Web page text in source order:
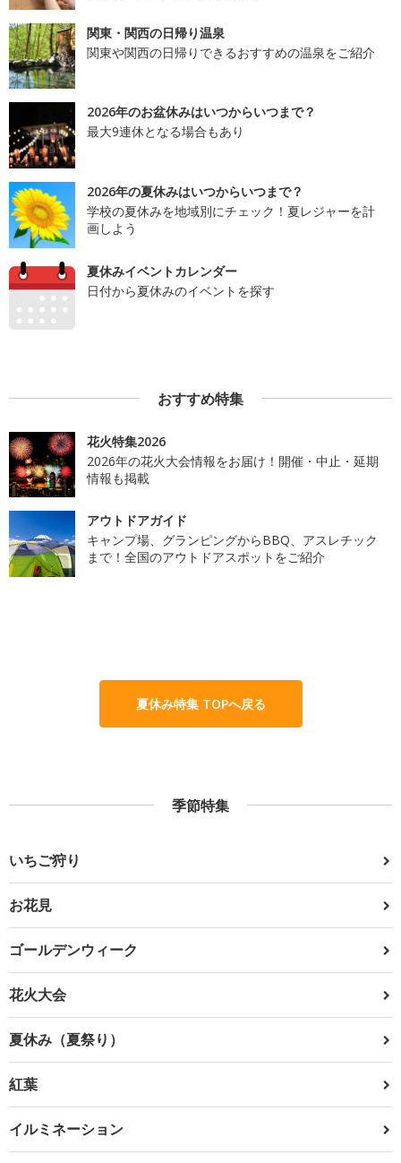
関東・関西の日帰り温泉
関東や関西の日帰りできるおすすめの温泉をご紹介
2026年のお盆休みはいつからいつまで？
最大9連休となる場合もあり
2026年の夏休みはいつからいつまで？
学校の夏休みを地域別にチェック！夏レジャーを計
画しよう
夏休みイベントカレンダー
日付から夏休みのイベントを探す
おすすめ特集
花火特集2026
2026年の花火大会情報をお届け！開催・中止・延期
情報も掲載
アウトドアガイド
キャンプ場、グランピングからBBQ、アスレチック
まで！全国のアウトドアスポットをご紹介
夏休み特集 TOPへ戻る
季節特集
いちご狩り
お花見
ゴールデンウィーク
花火大会
夏休み（夏祭り）
紅葉
イルミネーション